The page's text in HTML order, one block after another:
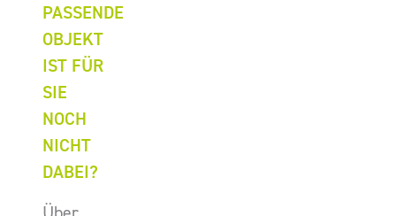
PASSENDE
OBJEKT
IST FÜR
SIE
NOCH
NICHT
DABEI?